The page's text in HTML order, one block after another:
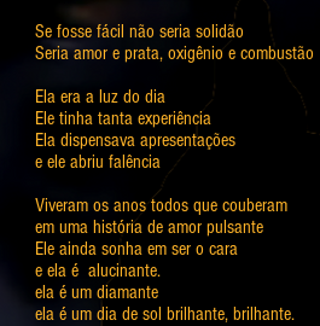
Se fosse fácil não seria solidão
Seria amor e prata, oxigênio e combustão
Ela era a luz do dia
Ele tinha tanta experiência
Ela dispensava apresentações
e ele abriu falência
Viveram os anos todos que couberam
em uma história de amor pulsante
Ele ainda sonha em ser o cara
e ela é alucinante.
ela é um diamante
ela é um dia de sol brilhante, brilhante.